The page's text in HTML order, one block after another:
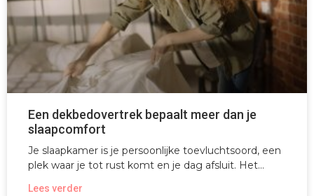
Een dekbedovertrek bepaalt meer dan je
slaapcomfort
Je slaapkamer is je persoonlijke toevluchtsoord, een
plek waar je tot rust komt en je dag afsluit. Het
Lees verder